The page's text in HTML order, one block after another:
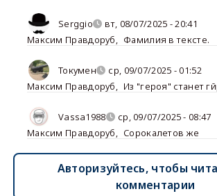
Serggio
вт, 08/07/2025 - 20:41
Максим Правдоруб, Фамилия в тексте.
Токумен
ср, 09/07/2025 - 01:52
Максим Правдоруб, Из "героя" станет
Vassa1988
ср, 09/07/2025 - 08:47
Максим Правдоруб, Сорокалетов же
Авторизуйтесь, чтобы
комментарии